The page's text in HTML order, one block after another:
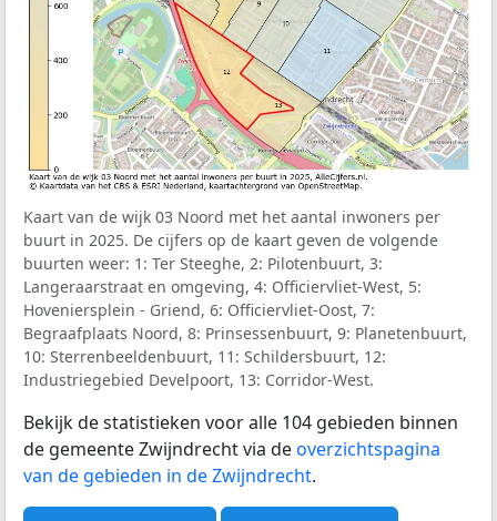
Kaart van de wijk 03 Noord met het aantal inwoners per
buurt in 2025. De cijfers op de kaart geven de volgende
buurten weer: 1: Ter Steeghe, 2: Pilotenbuurt, 3:
Langeraarstraat en omgeving, 4: Officiervliet-West, 5:
Hoveniersplein - Griend, 6: Officiervliet-Oost, 7:
Begraafplaats Noord, 8: Prinsessenbuurt, 9: Planetenbuurt,
10: Sterrenbeeldenbuurt, 11: Schildersbuurt, 12:
Industriegebied Develpoort, 13: Corridor-West.
Bekijk de statistieken voor alle 104 gebieden binnen
de gemeente Zwijndrecht via deoverzichtspagina
van de gebieden in de Zwijndrecht.